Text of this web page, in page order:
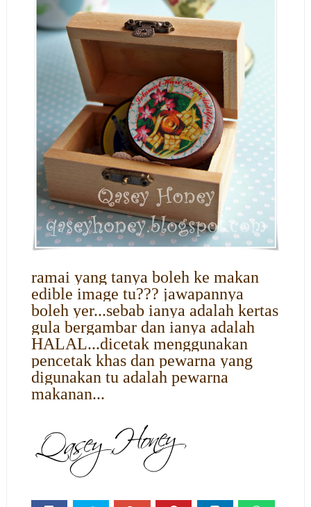
ramai yang tanya boleh ke makan
edible image tu??? jawapannya
boleh yer...sebab ianya adalah kertas
gula bergambar dan ianya adalah
HALAL...dicetak menggunakan
pencetak khas dan pewarna yang
digunakan tu adalah pewarna
makanan...